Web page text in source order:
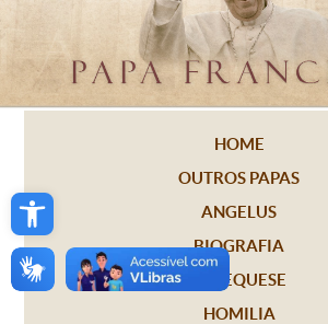
Open toolbar
HOME
OUTROS PAPAS
ANGELUS
BIOGRAFIA
CATEQUESE
HOMILIA